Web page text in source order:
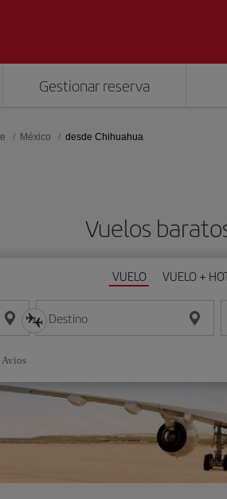
Gestionar reserva
México desde Chihuahua
Vuelos
VUELO VUELO +
Destino
Avios